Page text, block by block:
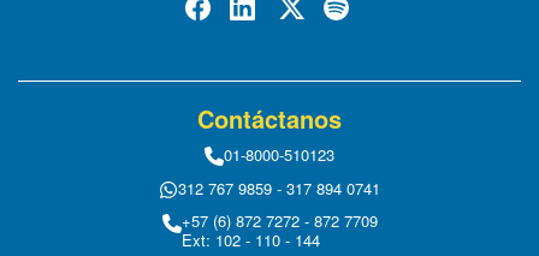
Contáctanos
01-8000-510123
312 767 9859 - 317 894 0741
+57 (6) 872 7272 - 872 7709
Ext: 102 - 110 - 144